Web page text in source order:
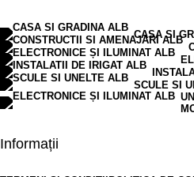
CASA SI
SCULE SI
Informații